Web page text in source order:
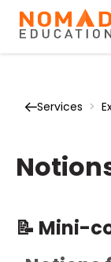
Services >
📝 Mini-